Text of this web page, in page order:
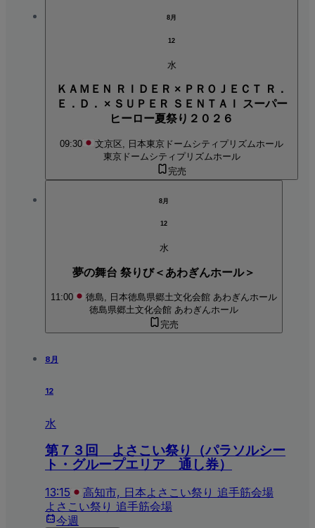
8月
12
水
ＫＡＭＥＮ ＲＩＤＥＲ × ＰＲＯＪＥＣＴ Ｒ．
Ｅ．Ｄ． × ＳＵＰＥＲ ＳＥＮＴＡＩ スーパー
ヒーロー夏祭り２０２６
09:30 文京区, 日本東京ドームシティプリズムホール
東京ドームシティプリズムホール
完売
8月
12
水
夢の舞台 祭りび＜あわぎんホール＞
11:00 徳島, 日本徳島県郷土文化会館 あわぎんホール
徳島県郷土文化会館 あわぎんホール
完売
8月
12
水
第７３回 よさこい祭り（パラソルシー
ト・グループエリア 通し券）
13:15 高知市, 日本よさこい祭り 追手筋会場
よさこい祭り 追手筋会場
今週